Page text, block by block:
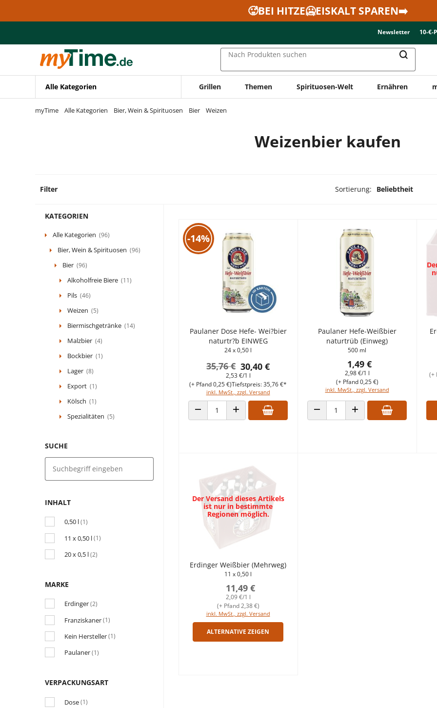
Zur Navigation springen
🥵BEI HITZE🥶EISKALT SPAREN➡️
Newsletter 10-€-
Nach Produkten suchen
Alle Kategorien Grillen Themen Spirituosen-Welt Ernähren
myTime Alle Kategorien Bier, Wein & Spirituosen Bier Weizen
Weizenbier kaufen
Filter Sortierung: Beliebtheit
KATEGORIEN
Alle Kategorien (96)
Bier, Wein & Spirituosen (96)
Bier (96)
Alkoholfreie Biere (11)
Pils (46)
Weizen (5)
Biermischgetränke (14)
Malzbier (4)
Bockbier (1)
Lager (8)
Export (1)
Kölsch (1)
Spezialitäten (5)
SUCHE
INHALT
0,50 l(1)
11 x 0,50 l(1)
20 x 0,5 l(2)
MARKE
Erdinger(2)
Franziskaner(1)
Kein Hersteller(1)
Paulaner(1)
VERPACKUNGSART
Dose(1)
-14%
Paulaner Dose Hefe- Wei?bier
naturtr?b EINWEG
24 x 0,50 l
30,40 €
35,76 €
2,53 €/1 l
inkl. MwSt., zzgl. Versand
(+ Pfand 0,25 €)Tiefstpreis: 35,76 €*
ANZAHL VERRINGERNANZAHL ERHÖHEN
Paulaner Hefe-Weißbier
naturtrüb (Einweg)
500 ml
1,49 €
2,98 €/1 l
inkl. MwSt., zzgl. Versand
(+ Pfand 0,25 €)
ANZAHL VERRINGERNANZAHL ERHÖHEN
(+
Der Versand dieses Artikels
ist nur in bestimmte
Regionen möglich.
Erdinger Weißbier (Mehrweg)
11 x 0,50 l
11,49 €
2,09 €/1 l
inkl. MwSt., zzgl. Versand
(+ Pfand 2,38 €)
ALTERNATIVE ZEIGEN